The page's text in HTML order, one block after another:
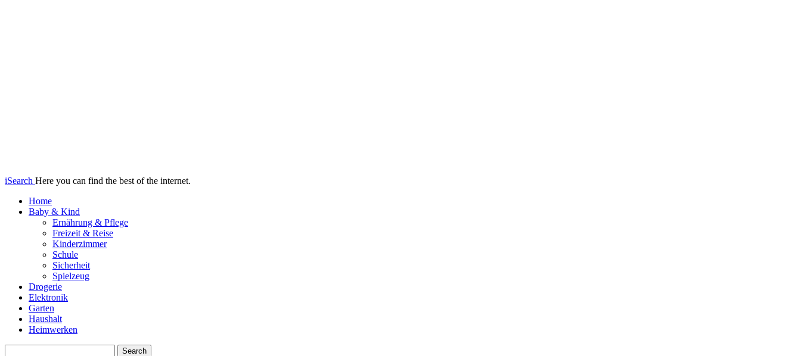
iSearch Here you can find the best of the internet.
Home
Baby & Kind
Ernährung & Pflege
Freizeit & Reise
Kinderzimmer
Schule
Sicherheit
Spielzeug
Drogerie
Elektronik
Garten
Haushalt
Heimwerken